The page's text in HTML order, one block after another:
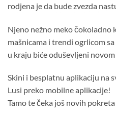
rodjena je da bude zvezda
Njeno nežno meko čokoladno
mašnicama i trendi ogrlicom
u kraju biće oduševljeni
Skini i besplatnu aplikaciju na
Lusi preko mobilne aplikacije!
Tamo te čeka još novih